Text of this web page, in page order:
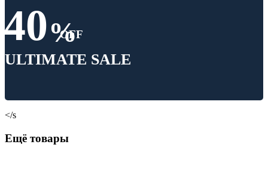
40%
OFF
ULTIMATE SALE
</s
Ещё товары